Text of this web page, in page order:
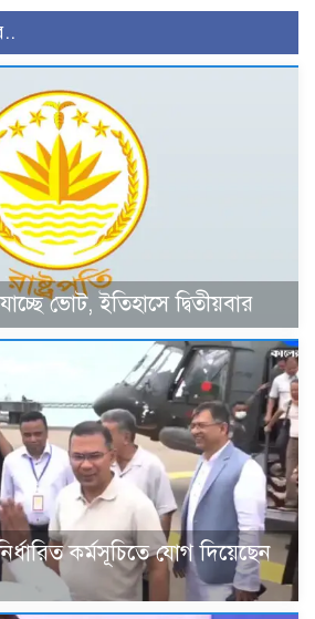
ভোট, ইতিহাসে দ্বিতীয়বার
কর্মসূচিতে যোগ দিয়েছেন